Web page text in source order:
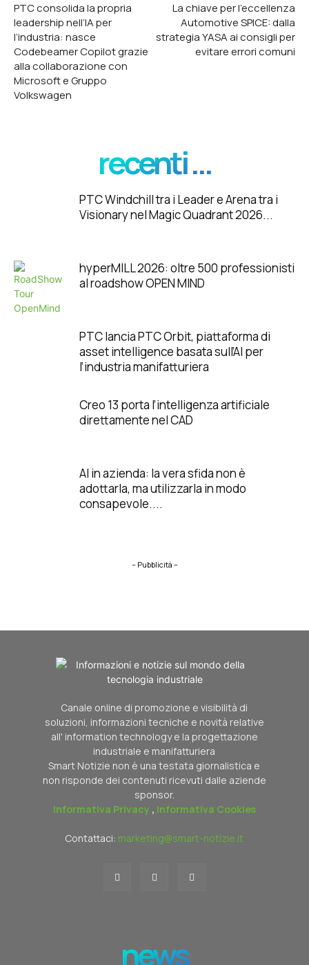
PTC consolida la propria
leadership nell’IA per
l’industria: nasce
Codebeamer Copilot grazie
alla collaborazione con
Microsoft e Gruppo
Volkswagen
La chiave per l’eccellenza
Automotive SPICE: dalla
strategia YASA ai consigli per
evitare errori comuni
recenti ...
PTC Windchill tra i Leader e Arena tra i
Visionary nel Magic Quadrant 2026...
hyperMILL 2026: oltre 500 professionisti
al roadshow OPEN MIND
PTC lancia PTC Orbit, piattaforma di
asset intelligence basata sull’AI per
l’industria manifatturiera
Creo 13 porta l’intelligenza artificiale
direttamente nel CAD
AI in azienda: la vera sfida non è
adottarla, ma utilizzarla in modo
consapevole....
– Pubblicità –
Canale online di promozione e visibilità di
soluzioni, informazioni tecniche e novità relative
all' information technology e la progettazione
industriale e manifatturiera
Smart Notizie non è una testata giornalistica e
non risponde dei contenuti ricevuti dalle aziende
sponsor.
Informativa Privacy , Informativa Cookies
Contattaci: marketing@smart-notizie.it
news